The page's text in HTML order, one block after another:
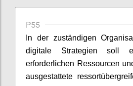
P55
In der zuständigen
digitale Strategien soll
erforderlichen Ressourcen
ausgestattete